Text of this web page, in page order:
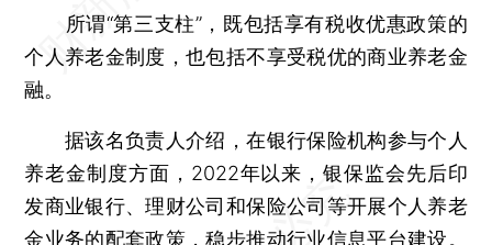
所谓“第三支柱”，既包括享有税收优惠政策的
个人养老金制度，也包括不享受税优的商业养老金
融。
据该名负责人介绍，在银行保险机构参与个人
养老金制度方面，2022年以来，银保监会先后印
发商业银行、理财公司和保险公司等开展个人养老
金业务的配套政策，稳步推动行业信息平台建设。